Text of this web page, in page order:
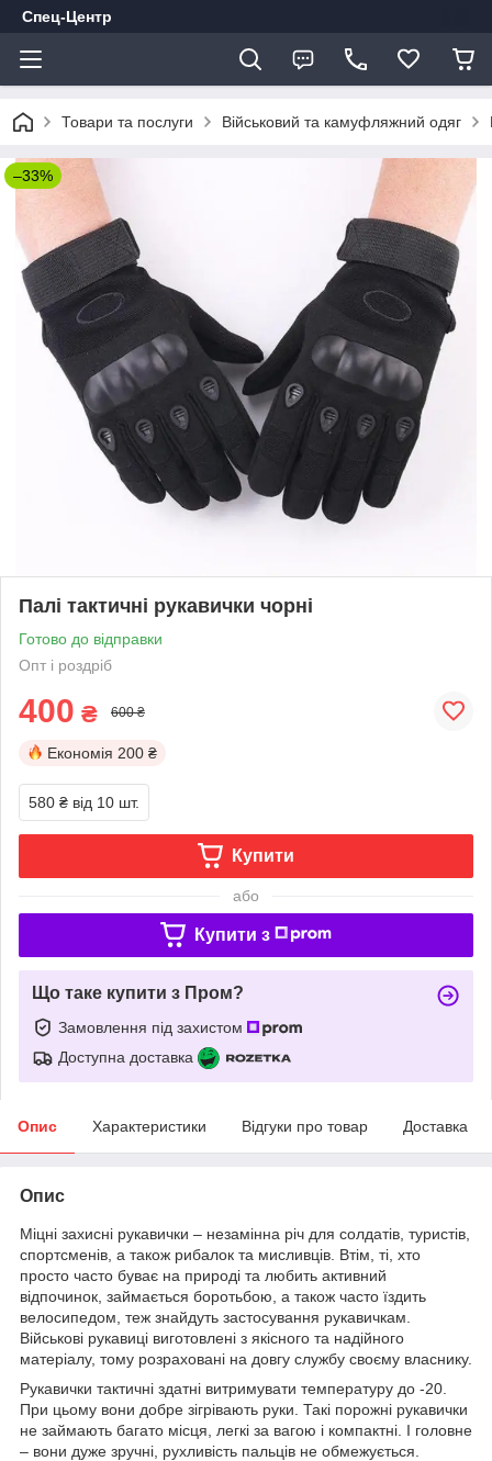
Спец-Центр
Товари та послуги Військовий та камуфляжний одяг
–33%
Палі тактичні рукавички чорні
Готово до відправки
Опт і роздріб
400 ₴ 600 ₴
Економія 200 ₴
580 ₴ від 10 шт.
Купити
або
Купити з
Що таке купити з Пром?
Замовлення під захистом
Доступна доставка
Опис Характеристики Відгуки про товар Доставка
Опис
Міцні захисні рукавички – незамінна річ для солдатів, туристів,
спортсменів, а також рибалок та мисливців. Втім, ті, хто
просто часто буває на природі та любить активний
відпочинок, займається боротьбою, а також часто їздить
велосипедом, теж знайдуть застосування рукавичкам.
Військові рукавиці виготовлені з якісного та надійного
матеріалу, тому розраховані на довгу службу своєму власнику.
Рукавички тактичні здатні витримувати температуру до -20.
При цьому вони добре зігрівають руки. Такі порожні рукавички
не займають багато місця, легкі за вагою і компактні. І головне
– вони дуже зручні, рухливість пальців не обмежується.